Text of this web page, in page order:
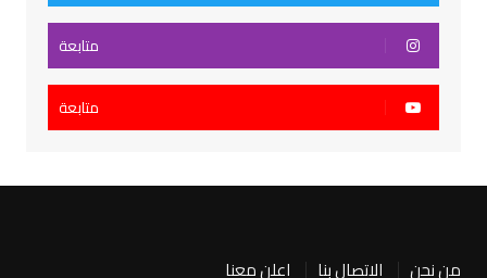
متابعة
متابعة
من نحن الاتصال بنا اعلن معنا